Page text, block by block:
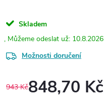
Skladem
10.8.2026
Možnosti doručení
943 Kč848,70 Kč